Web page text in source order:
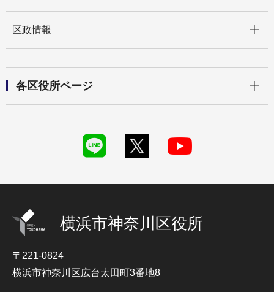
区政情報
各区役所ページ
横浜市神奈川区役所
〒221-0824
横浜市神奈川区広台太田町3番地8